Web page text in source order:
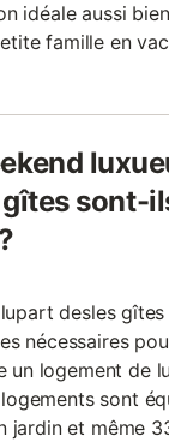
idéale aussi
famille en
sont-
desles
nécessaires
un logement de
sont
jardin et même